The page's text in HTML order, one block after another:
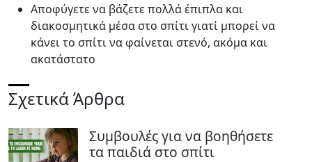
Αποφύγετε να βάζετε πολλά έπιπλα και
διακοσμητικά μέσα στο σπίτι γιατί μπορεί να
κάνει το σπίτι να φαίνεται στενό, ακόμα και
ακατάστατο
Σχετικά Άρθρα
Συμβουλές για να βοηθήσετε
τα παιδιά στο σπίτι